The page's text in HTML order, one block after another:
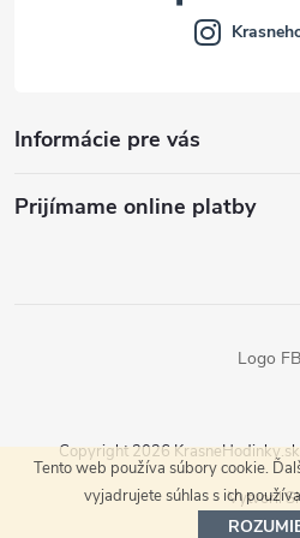
Tento web používa súbory cookie.
vyjadrujete súhlas s ich
Informácie pre vás
Prijímame online platby
Logo FB
Vytvoril
Copyright 2026 KrasneHodinky.sk